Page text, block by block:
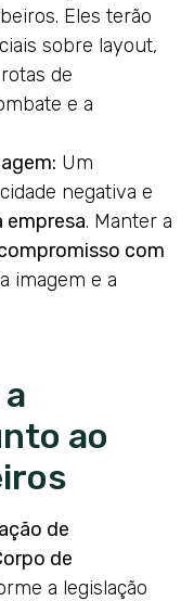
Eles terão
sobre layout,
de
e a
Um
negativa e
empresa. Manter a
com
imagem e a
ao
de
de
a legislação